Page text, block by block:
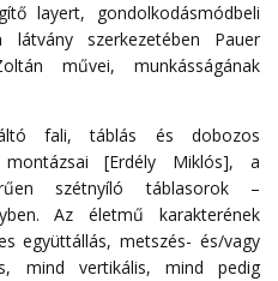
layert, gondolkodásmódbeli
látvány szerkezetében Pauer
művei, munkásságának
fali, táblás és dobozos
montázsai [Erdély Miklós], a
szétnyíló táblasorok –
Az életmű karakterének
együttállás, metszés- és/vagy
mind vertikális, mind pedig